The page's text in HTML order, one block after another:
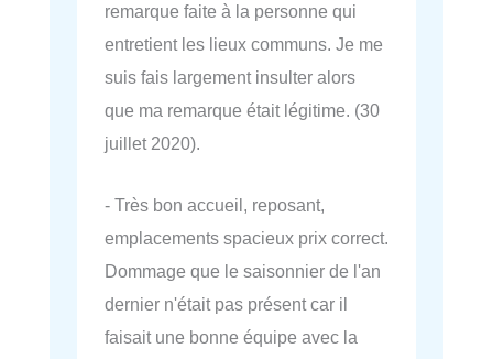
remarque faite à la personne qui
entretient les lieux communs. Je me
suis fais largement insulter alors
que ma remarque était légitime. (30
juillet 2020).
- Très bon accueil, reposant,
emplacements spacieux prix correct.
Dommage que le saisonnier de l'an
dernier n'était pas présent car il
faisait une bonne équipe avec la